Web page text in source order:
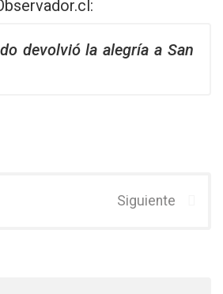
:
devolvió la alegría a San
Siguiente